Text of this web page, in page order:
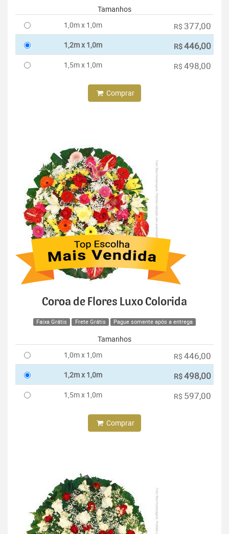
Tamanhos
1,0m x 1,0m
R$ 377,00
1,2m x 1,0m R$446,00
1,5m x 1,0m R$ 498,00
Comprar
Coroa de Flores Luxo Colorida
Faixa Grátis Frete Grátis Pague somente após a entrega
Tamanhos
1,0m x 1,0m
R$ 446,00
1,2m x 1,0m R$498,00
1,5m x 1,0m R$ 597,00
Comprar